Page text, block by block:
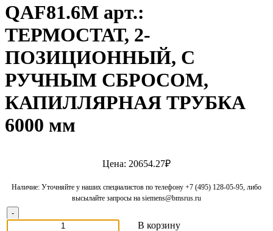
QAF81.6M арт.:
ТЕРМОСТАТ, 2-
ПОЗИЦИОННЫЙ, С
РУЧНЫМ СБРОСОМ,
КАПИЛЛЯРНАЯ ТРУБКА
6000 мм
Цена: 20654.27₽
Наличие: Уточняйте у наших специалистов по телефону +7 (495) 128-05-95, либо
высылайте запросы на siemens@bmsrus.ru
-
В корзину